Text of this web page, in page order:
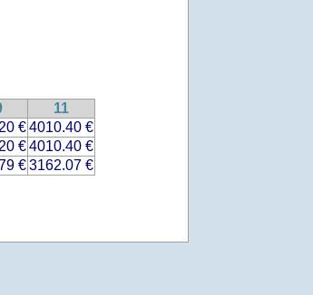
11
€4010.40 €
€4010.40 €
€3162.07 €